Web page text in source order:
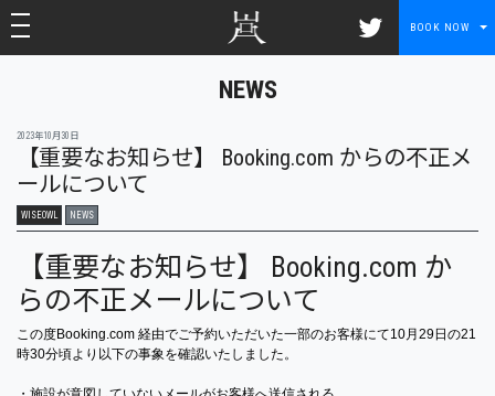
toggle navigation
toggle navigation BOOK NOW
NEWS
2023年10月30日
【重要なお知らせ】 Booking.com からの不正メ
ールについて
WISEOWL NEWS
【重要なお知らせ】 Booking.com か
らの不正メールについて
この度Booking.com 経由でご予約いただいた一部のお客様にて10月29日の21
時30分頃より以下の事象を確認いたしました。